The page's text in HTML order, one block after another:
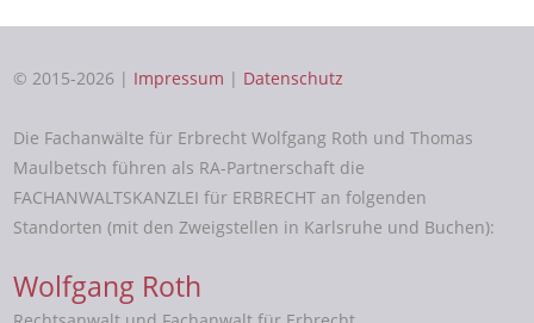
© 2015-2026 | Impressum | Datenschutz
Die Fachanwälte für Erbrecht Wolfgang Roth und Thomas
Maulbetsch führen als RA-Partnerschaft die
FACHANWALTSKANZLEI für ERBRECHT an folgenden
Standorten (mit den Zweigstellen in Karlsruhe und Buchen):
Wolfgang Roth